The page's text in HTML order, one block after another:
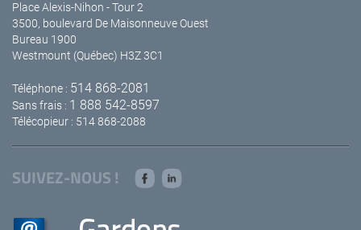
Place Alexis-Nihon - Tour 2
3500, boulevard De Maisonneuve Ouest
Bureau 1900
Westmount (Québec) H3Z 3C1
Téléphone : 514 868-2081
Sans frais : 1 888 542-8597
Télécopieur : 514 868-2088
SUIVEZ-NOUS !